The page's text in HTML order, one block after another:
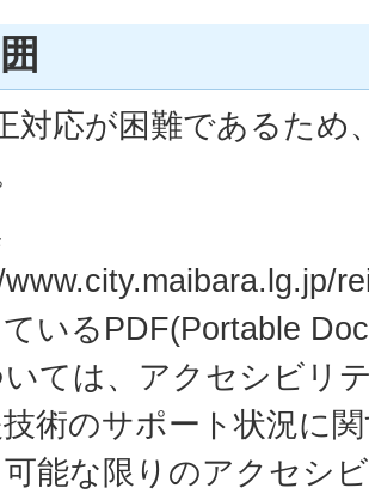
対応が困難であるため
いるPDF(Portable
ては、アクセシビリ
術のサポート状況に
能な限りのアクセシ